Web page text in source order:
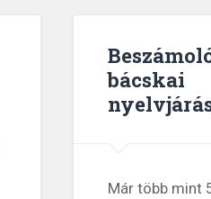
bácskai
Már több mint